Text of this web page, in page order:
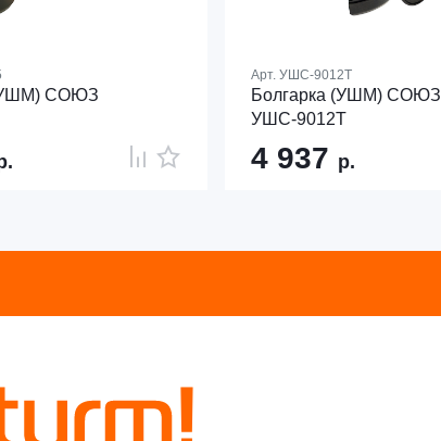
СОЮЗ
Арт.УШС-9012Т
Болгарка (УШМ) СОЮЗ
УШС-9012Т
4 937 р.